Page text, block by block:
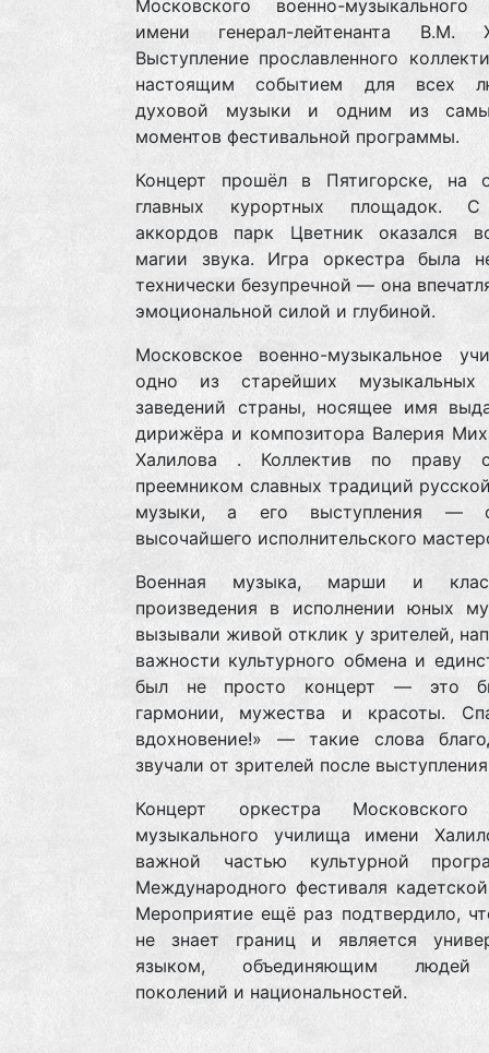
Московского военно-музыкального
имени генерал-лейтенанта В.М.
Выступление прославленного
настоящим событием для всех
духовой музыки и одним из
моментов фестивальной программы.
Концерт прошёл в Пятигорске, на
главных курортных площадок.
аккордов парк Цветник оказался
магии звука. Игра оркестра была
технически безупречной — она
эмоциональной силой и глубиной.
Московское военно-музыкальное
одно из старейших музыкальных
заведений страны, носящее имя
дирижёра и композитора Валерия
Халилова . Коллектив по праву
преемником славных традиций
музыки, а его выступления —
высочайшего исполнительского
Военная музыка, марши и
произведения в исполнении юных
вызывали живой отклик у зрителей,
важности культурного обмена и
был не просто концерт — это
гармонии, мужества и красоты.
вдохновение!» — такие слова
звучали от зрителей после
Концерт оркестра Московского
музыкального училища имени
важной частью культурной
Международного фестиваля
Мероприятие ещё раз подтвердило,
не знает границ и является
языком, объединяющим людей
поколений и национальностей.